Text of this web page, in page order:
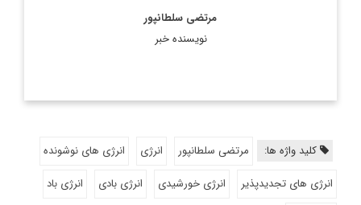
مرتضی سلطانپور
نویسنده خبر
کلید واژه ها: مرتضی سلطانپور انرژی
انرژی های نوشونده
انرژی های تجدیدپذیر
انرژی خورشیدی انرژی بادی
انرژی باد